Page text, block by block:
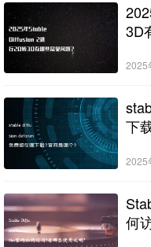
3D
2025
下
2025
何